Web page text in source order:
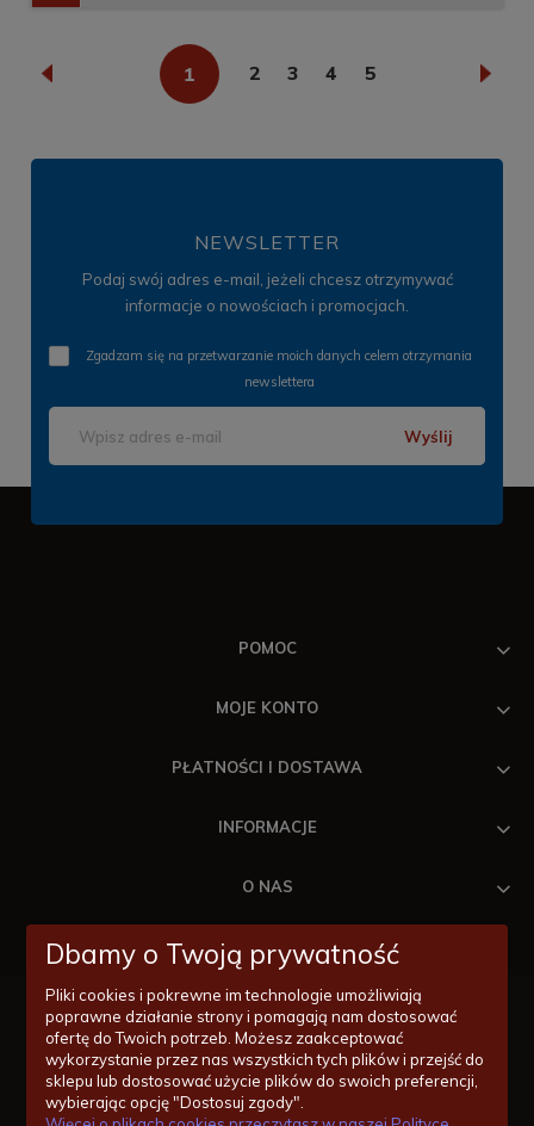
« 1 2 3 4 5 »
NEWSLETTER
Podaj swój adres e-mail, jeżeli chcesz otrzymywać
informacje o nowościach i promocjach.
Zgadzam się na przetwarzanie moich danych celem otrzymania
newslettera
Wyślij
POMOC
MOJE KONTO
PŁATNOŚCI I DOSTAWA
INFORMACJE
O NAS
Masz pytania odnośnie zakupów lub konkretnych produktów?
Jesteśmy po to by Ci pomóc!
Dbamy o Twoją prywatność
Pliki cookies i pokrewne im technologie umożliwiają
poprawne działanie strony i pomagają nam dostosować
ofertę do Twoich potrzeb. Możesz zaakceptować
wykorzystanie przez nas wszystkich tych plików i przejść do
sklepu lub dostosować użycie plików do swoich preferencji,
wybierając opcję "Dostosuj zgody".